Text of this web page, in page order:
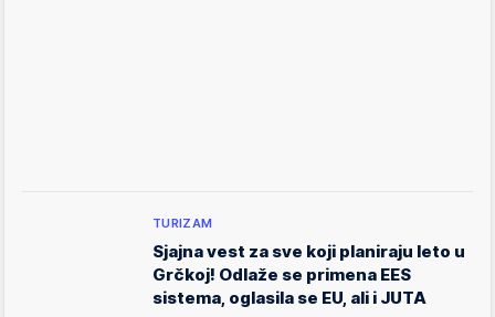
TURIZAM
Sjajna vest za sve koji planiraju leto u
Grčkoj! Odlaže se primena EES
sistema, oglasila se EU, ali i JUTA